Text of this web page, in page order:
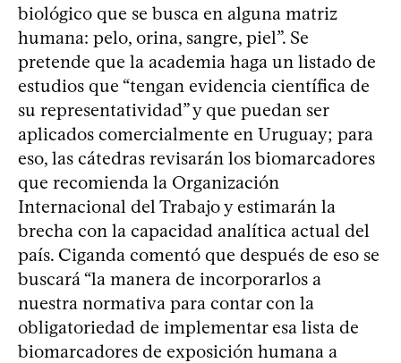
biológico que se busca en alguna matriz
humana: pelo, orina, sangre, piel”. Se
pretende que la academia haga un listado de
estudios que “tengan evidencia científica de
su representatividad” y que puedan ser
aplicados comercialmente en Uruguay; para
eso, las cátedras revisarán los biomarcadores
que recomienda la Organización
Internacional del Trabajo y estimarán la
brecha con la capacidad analítica actual del
país. Ciganda comentó que después de eso se
buscará “la manera de incorporarlos a
nuestra normativa para contar con la
obligatoriedad de implementar esa lista de
biomarcadores de exposición humana a